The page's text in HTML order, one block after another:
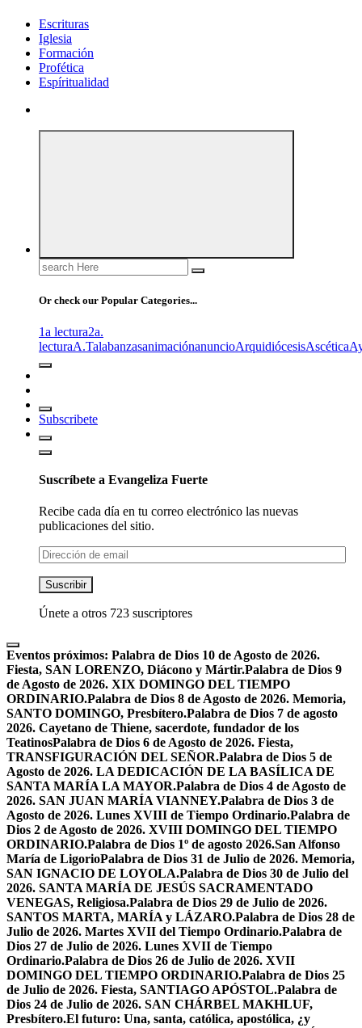
Escrituras
Iglesia
Formación
Profética
Espíritualidad
Search
for:
Or check our Popular Categories...
1a lectura2a.
lecturaA.TalabanzasanimaciónanuncioArquidiócesisAscética
Subscribete
Suscríbete a Evangeliza Fuerte
Recibe cada día en tu correo electrónico las nuevas
publicaciones del sitio.
Dirección
de
email
Suscribir
Únete a otros 723 suscriptores
Eventos próximos: Palabra de Dios 10 de Agosto de 2026.
Fiesta, SAN LORENZO, Diácono y Mártir.Palabra de Dios 9
de Agosto de 2026. XIX DOMINGO DEL TIEMPO
ORDINARIO.Palabra de Dios 8 de Agosto de 2026. Memoria,
SANTO DOMINGO, Presbítero.Palabra de Dios 7 de agosto
2026. Cayetano de Thiene, sacerdote, fundador de los
TeatinosPalabra de Dios 6 de Agosto de 2026. Fiesta,
TRANSFIGURACIÓN DEL SEÑOR.Palabra de Dios 5 de
Agosto de 2026. LA DEDICACIÓN DE LA BASÍLICA DE
SANTA MARÍA LA MAYOR.Palabra de Dios 4 de Agosto de
2026. SAN JUAN MARÍA VIANNEY.Palabra de Dios 3 de
Agosto de 2026. Lunes XVIII de Tiempo Ordinario.Palabra de
Dios 2 de Agosto de 2026. XVIII DOMINGO DEL TIEMPO
ORDINARIO.Palabra de Dios 1º de agosto 2026.San Alfonso
María de LigorioPalabra de Dios 31 de Julio de 2026. Memoria,
SAN IGNACIO DE LOYOLA.Palabra de Dios 30 de Julio del
2026. SANTA MARÍA DE JESÚS SACRAMENTADO
VENEGAS, Religiosa.Palabra de Dios 29 de Julio de 2026.
SANTOS MARTA, MARÍA y LÁZARO.Palabra de Dios 28 de
Julio de 2026. Martes XVII del Tiempo Ordinario.Palabra de
Dios 27 de Julio de 2026. Lunes XVII de Tiempo
Ordinario.Palabra de Dios 26 de Julio de 2026. XVII
DOMINGO DEL TIEMPO ORDINARIO.Palabra de Dios 25
de Julio de 2026. Fiesta, SANTIAGO APÓSTOL.Palabra de
Dios 24 de Julio de 2026. SAN CHÁRBEL MAKHLUF,
Presbítero.El futuro: Una, santa, católica, apostólica, ¿y